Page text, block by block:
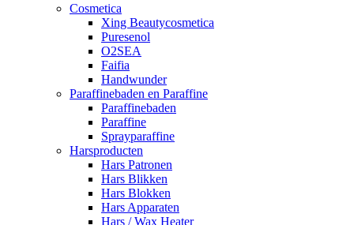
Cosmetica
Xing Beautycosmetica
Puresenol
O2SEA
Faifia
Handwunder
Paraffinebaden en Paraffine
Paraffinebaden
Paraffine
Sprayparaffine
Harsproducten
Hars Patronen
Hars Blikken
Hars Blokken
Hars Apparaten
Hars / Wax Heater